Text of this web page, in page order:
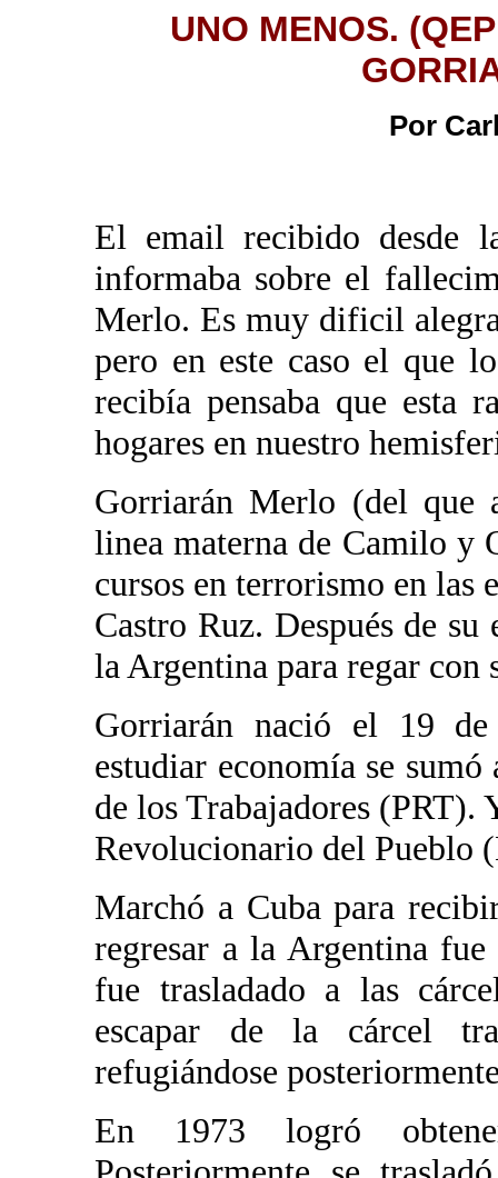
UNO MENOS.
Por
El email recibido desde
informaba sobre el
Merlo. Es muy dificil
pero en este caso el que
recibía pensaba que esta
hogares en nuestro
Gorriarán Merlo (del que
linea materna de Camilo y
cursos en terrorismo en las
Castro Ruz. Después de
la Argentina para regar con
Gorriarán nació el 19
estudiar economía se
de los Trabajadores
Revolucionario del Pueblo
Marchó a Cuba para
regresar a la Argentina
fue trasladado a las
escapar de la cárcel
refugiándose
En 1973 logró